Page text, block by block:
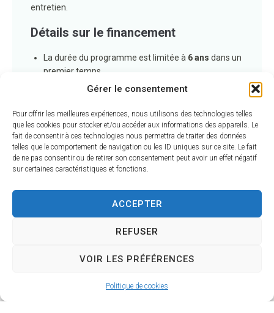
Gérer le consentement
Pour offrir les meilleures expériences, nous utilisons des technologies telles
que les cookies pour stocker et/ou accéder aux informations des appareils. Le
fait de consentir à ces technologies nous permettra de traiter des données
telles que le comportement de navigation ou les ID uniques sur ce site. Le fait
de ne pas consentir ou de retirer son consentement peut avoir un effet négatif
sur certaines caractéristiques et fonctions.
ACCEPTER
REFUSER
VOIR LES PRÉFÉRENCES
Politique de cookies
entretien.
Détails sur le financement
La durée du programme est limitée à 6 ans dans un
premier temps.
La subvention représente
20 % des travaux HT ou
TVA.
La dépense subventionnable estplafonnée à 50
000 euros par propriétaire et pour 3 ansd’un
même immeuble.
Elle ne peut pas être inférieure à
5 000 euros
propriétaire et le plafond de10 000 euros.
Le paiement de la subvention sera
certificat de bonne exécution des travauxdélivré
par l’architecte de suivi missionné par la commune
Pays de la Loire, ainsi qu’à la présentation d’une